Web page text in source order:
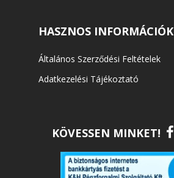
HASZNOS INFORMÁCIÓK
Általános Szerződési Feltételek
Adatkezelési Tájékoztató
KÖVESSEN MINKET!